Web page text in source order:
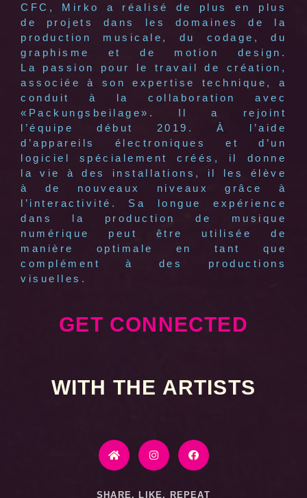
CFC, Mirko a réalisé de plus en plus
de projets dans les domaines de la
production musicale, du codage, du
graphisme et de motion design.
La passion pour le travail de création,
associée à son expertise technique, a
conduit à la collaboration avec
«Packungsbeilage». Il a rejoint
l’équipe début 2019. À l’aide
d’appareils électroniques et d’un
logiciel spécialement créés, il donne
la vie à des installations, il les élève
à de nouveaux niveaux grâce à
l’interactivité. Sa longue expérience
dans la production de musique
numérique peut être utilisée de
manière optimale en tant que
complément à des productions
visuelles.
GET CONNECTED
WITH THE ARTISTS
SHARE, LIKE, REPEAT